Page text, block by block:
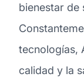
bienestar de
tecnologías,
calidad y la